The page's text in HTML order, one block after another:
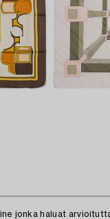
jonka haluat